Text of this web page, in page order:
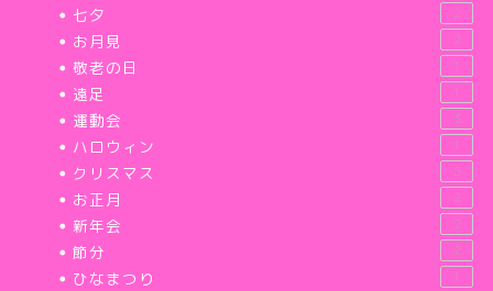
七夕 2
お月見 2
敬老の日 1
遠足 1
運動会 3
ハロウィン 1
クリスマス 5
お正月 2
新年会 2
節分 2
ひなまつり 1